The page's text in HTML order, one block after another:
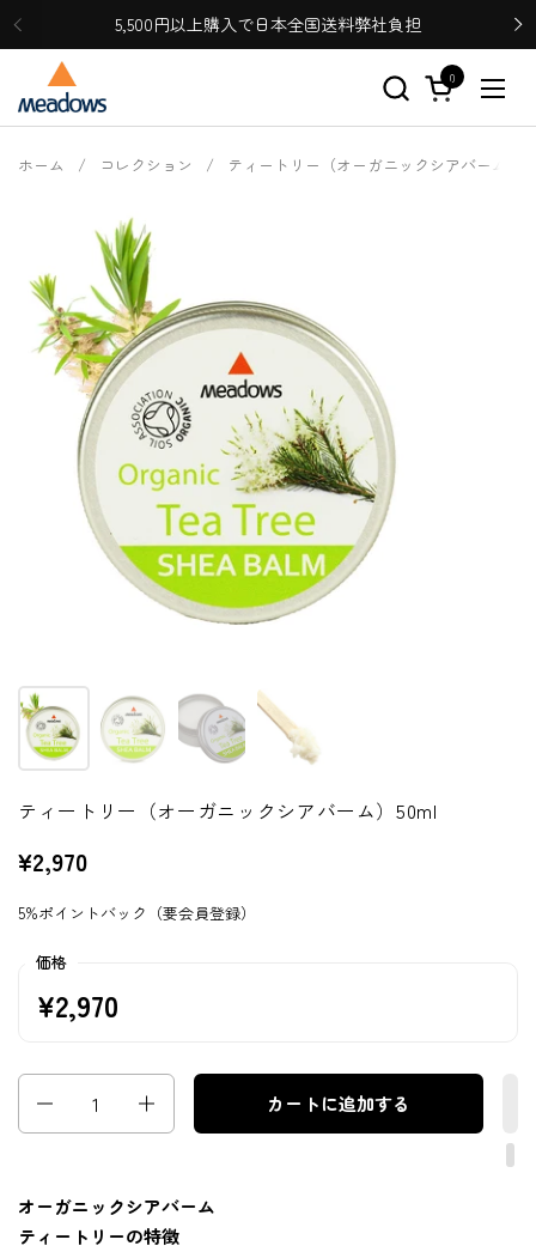
コンテンツへスキップ5,500円以上購入で日本全国送料弊社負担
カートを開く
0
メニ
ホーム / コレクション / ティートリー（オーガニックシアバーム）
ティートリー（オーガニックシアバーム）50ml
¥2,970
5%ポイントバック（要会員登録）
価格
¥2,970
カートに追加する
オーガニックシアバーム
ティートリーの特徴